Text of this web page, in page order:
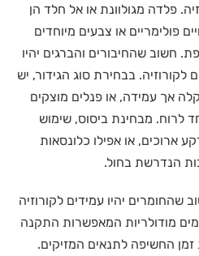
פלדה מגולוונת או אל חלד הן
פולימריים או צבעים מיוחדים
חשוב שהחיבורים והברגים יהיו
לקורוזיה. בבחירת סוג הגידור, יש
אך עמידה, או פנלים מוצקים
לרוח. מבחינת ביסוס, שימוש
ארוכים, או אפילו כלונסאות
הנדרשת בחול.
שהחומרים יהיו עמידים לקורוזיה
מודולריות המאפשרות התקנה
החשיפה לתנאים המזיקים.